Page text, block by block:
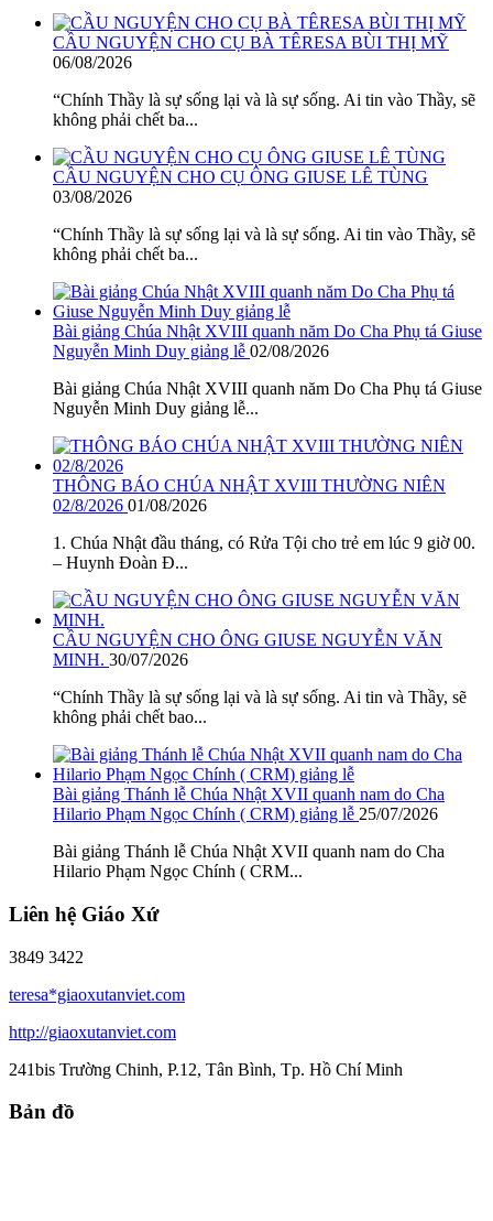
CẦU NGUYỆN CHO CỤ BÀ TÊRESA BÙI THỊ MỸ
06/08/2026
“Chính Thầy là sự sống lại và là sự sống. Ai tin vào Thầy, sẽ
không phải chết ba...
CẦU NGUYỆN CHO CỤ ÔNG GIUSE LÊ TÙNG
03/08/2026
“Chính Thầy là sự sống lại và là sự sống. Ai tin vào Thầy, sẽ
không phải chết ba...
Bài giảng Chúa Nhật XVIII quanh năm Do Cha Phụ tá Giuse
Nguyễn Minh Duy giảng lễ 02/08/2026
Bài giảng Chúa Nhật XVIII quanh năm Do Cha Phụ tá Giuse
Nguyễn Minh Duy giảng lễ...
THÔNG BÁO CHÚA NHẬT XVIII THƯỜNG NIÊN
02/8/2026 01/08/2026
1. Chúa Nhật đầu tháng, có Rửa Tội cho trẻ em lúc 9 giờ 00.
– Huynh Đoàn Đ...
CẦU NGUYỆN CHO ÔNG GIUSE NGUYỄN VĂN
MINH. 30/07/2026
“Chính Thầy là sự sống lại và là sự sống. Ai tin và Thầy, sẽ
không phải chết bao...
Bài giảng Thánh lễ Chúa Nhật XVII quanh nam do Cha
Hilario Phạm Ngọc Chính ( CRM) giảng lễ 25/07/2026
Bài giảng Thánh lễ Chúa Nhật XVII quanh nam do Cha
Hilario Phạm Ngọc Chính ( CRM...
Liên hệ Giáo Xứ
3849 3422
teresa*giaoxutanviet.com
http://giaoxutanviet.com
241bis Trường Chinh, P.12, Tân Bình, Tp. Hồ Chí Minh
Bản đồ